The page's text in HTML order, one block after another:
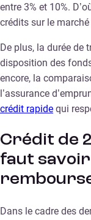
entre 3% et 10%.
crédits sur le
De plus, la durée de
disposition des
encore, la
l’assurance
crédit rapide qui
Crédit de
faut
Dans le cadre des